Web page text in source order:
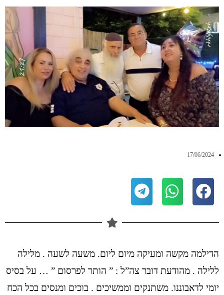
17/06/2024
הדילמה מקשה ומעיקה מיום ליום. משעה לשעה . מלילה
ללילה . מהודעת דובר צה”ל : ” הותר לפרסום ” … על בסיס
יומי לדאבוננו. משתנקים וממשיכים . בוכים ומנסים בכל הכח